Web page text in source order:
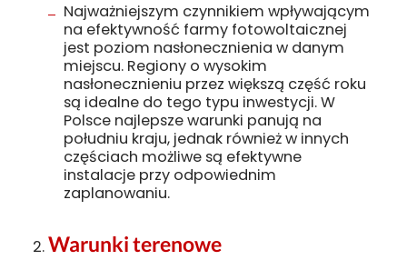
Najważniejszym czynnikiem wpływającym
na efektywność farmy fotowoltaicznej
jest poziom nasłonecznienia w danym
miejscu. Regiony o wysokim
nasłonecznieniu przez większą część roku
są idealne do tego typu inwestycji. W
Polsce najlepsze warunki panują na
południu kraju, jednak również w innych
częściach możliwe są efektywne
instalacje przy odpowiednim
zaplanowaniu.
Warunki terenowe